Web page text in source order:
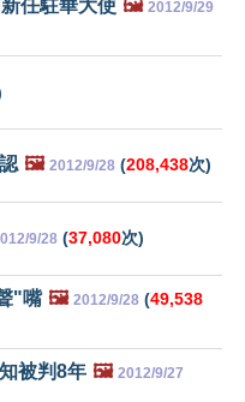
任駐華大使 🖼️ 2012/9/29
🖼️ 2012/9/28 (208,438次)
9/28 (37,080次)
"嘴 🖼️ 2012/9/28 (49,538
被判8年 🖼️ 2012/9/27